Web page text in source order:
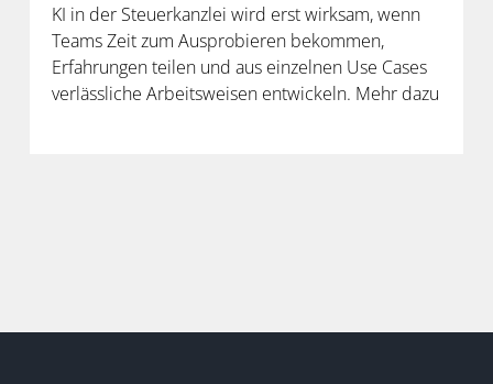
KI in der Steuerkanzlei wird erst wirksam, wenn
Teams Zeit zum Ausprobieren bekommen,
Erfahrungen teilen und aus einzelnen Use Cases
verlässliche Arbeitsweisen entwickeln. Mehr dazu